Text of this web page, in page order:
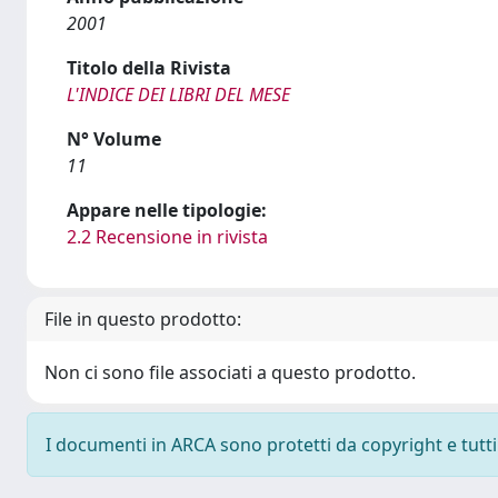
2001
Titolo della Rivista
L'INDICE DEI LIBRI DEL MESE
N° Volume
11
Appare nelle tipologie:
2.2 Recensione in rivista
File in questo prodotto:
Non ci sono file associati a questo prodotto.
I documenti in ARCA sono protetti da copyright e